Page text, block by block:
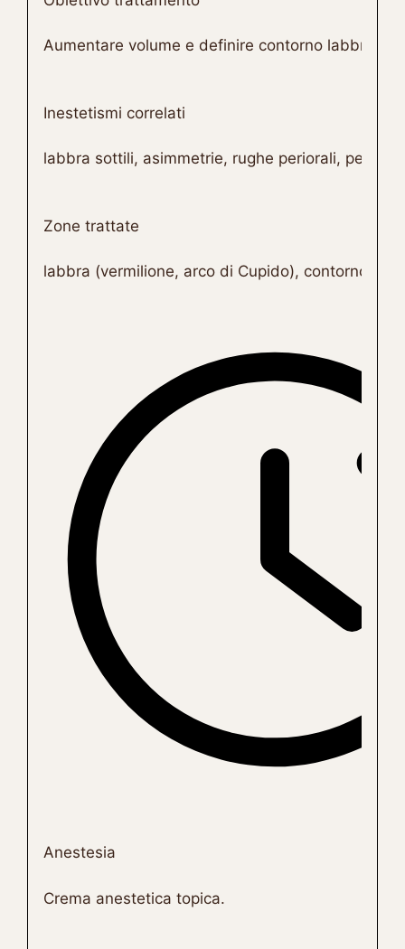
Aumentare volume e definire contorno labbra in
Inestetismi correlati
labbra sottili, asimmetrie, rughe periorali, perdita
Zone trattate
labbra (vermilione, arco di Cupido), contorno
Anestesia
Crema anestetica topica.